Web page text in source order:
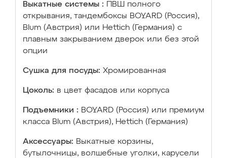
Выкатные системы :
ПВШ полного
открывания, тандембоксы BOYARD (Россия),
Blum (Австрия) или Hettich (Германия) с
плавным закрыванием дверок или без этой
опции
Сушка для посуды: Хромированная
Цоколь: в цвет фасадов или корпуса
Подъемники : BOYARD (Россия) или премиум
класса Blum (Австрия), Hettich (Германия)
Аксессуары: Выкатные корзины,
бутылочницы, волшебные уголки, карусели